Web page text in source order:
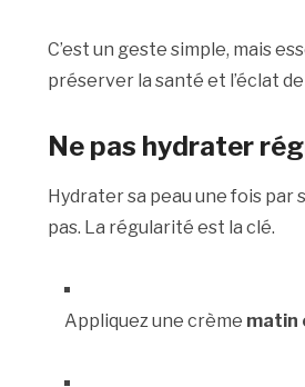
C’est un geste simple, mais
préserver la santé et l’éclat
Ne pas hydrater
Hydrater sa peau une fois par
pas. La régularité est la clé.
Appliquez une crème matin